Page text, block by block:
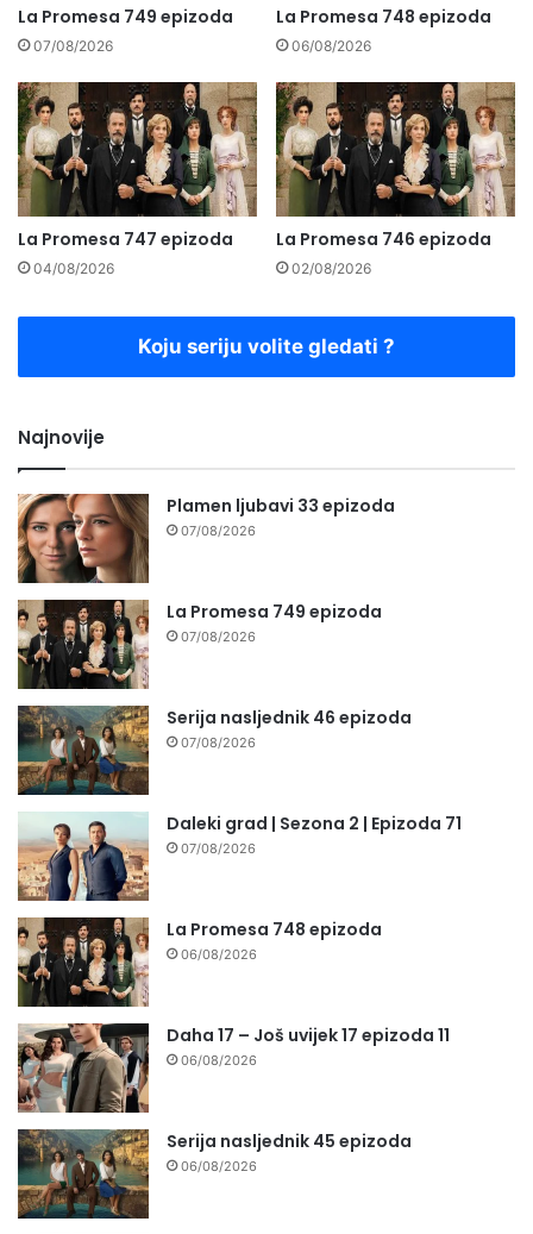
La Promesa 749 epizoda
07/08/2026
La Promesa 748 epizoda
06/08/2026
La Promesa 747 epizoda
04/08/2026
La Promesa 746 epizoda
02/08/2026
Koju seriju volite gledati ?
Najnovije
Plamen ljubavi 33 epizoda
07/08/2026
La Promesa 749 epizoda
07/08/2026
Serija nasljednik 46 epizoda
07/08/2026
Daleki grad | Sezona 2 | Epizoda 71
07/08/2026
La Promesa 748 epizoda
06/08/2026
Daha 17 – Još uvijek 17 epizoda 11
06/08/2026
Serija nasljednik 45 epizoda
06/08/2026